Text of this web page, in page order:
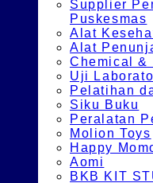
Supplier
Puskesmas
Alat
Alat
Chemical &
Uji
Pelatihan
Siku Buku
Peralatan
Molion Toys
Happy
Aomi
BKB KIT